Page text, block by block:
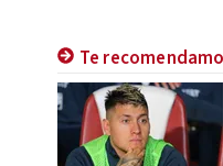
Te